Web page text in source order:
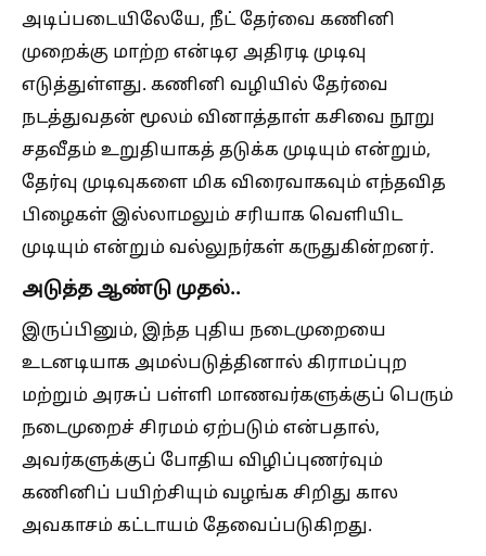
அடிப்படையிலேயே, நீட் தேர்வை கணினி
முறைக்கு மாற்ற என்டிஏ அதிரடி முடிவு
எடுத்துள்ளது. கணினி வழியில் தேர்வை
நடத்துவதன் மூலம் வினாத்தாள் கசிவை நூறு
சதவீதம் உறுதியாகத் தடுக்க முடியும் என்றும்,
தேர்வு முடிவுகளை மிக விரைவாகவும் எந்தவித
பிழைகள் இல்லாமலும் சரியாக வெளியிட
முடியும் என்றும் வல்லுநர்கள் கருதுகின்றனர்.
அடுத்த ஆண்டு முதல்..
இருப்பினும், இந்த புதிய நடைமுறையை
உடனடியாக அமல்படுத்தினால் கிராமப்புற
மற்றும் அரசுப் பள்ளி மாணவர்களுக்குப் பெரும்
நடைமுறைச் சிரமம் ஏற்படும் என்பதால்,
அவர்களுக்குப் போதிய விழிப்புணர்வும்
கணினிப் பயிற்சியும் வழங்க சிறிது கால
அவகாசம் கட்டாயம் தேவைப்படுகிறது.